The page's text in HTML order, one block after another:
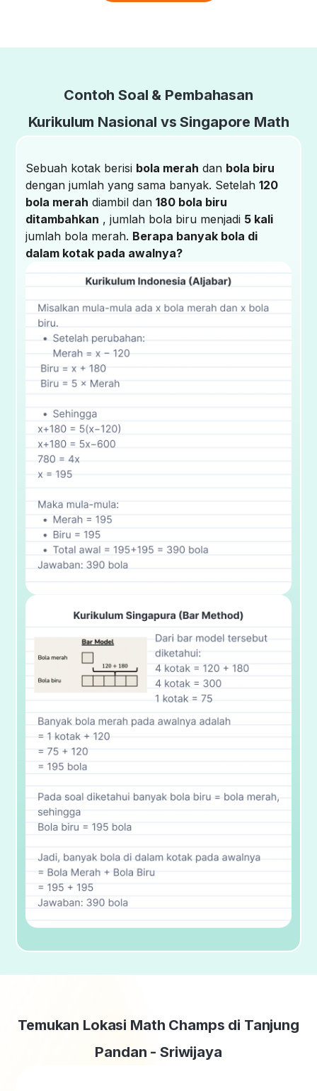
Contoh Soal & Pembahasan
Kurikulum Nasional vs Singapore Math
Sebuah kotak berisi bola merah dan bola biru
dengan jumlah yang sama banyak. Setelah120
bola merah diambil dan180 bola biru
ditambahkan , jumlah bola biru menjadi 5 kali
jumlah bola merah. Berapa banyak bola di
dalam kotak pada awalnya?
Temukan Lokasi Math Champs di Tanjung
Pandan - Sriwijaya